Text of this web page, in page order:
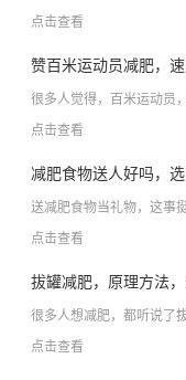
到底哪些能吃，哪些不能
就是普通巧克力，吃了反
可脂
点击查看
赞百米运动员减肥，
很多人觉得，百米运动员
肪，才能跑得更快，所以
力，体重太重，会影响起
瘦，而是
点击查看
减肥食物送人好吗，
送减肥食物当礼物，这事
太胖了，很伤人。所以，
投其所好。比如，送一些
个，
点击查看
拔罐减肥，原理方法，
很多人想减肥，都听说了
快局部血液循环。还能调
点击查看